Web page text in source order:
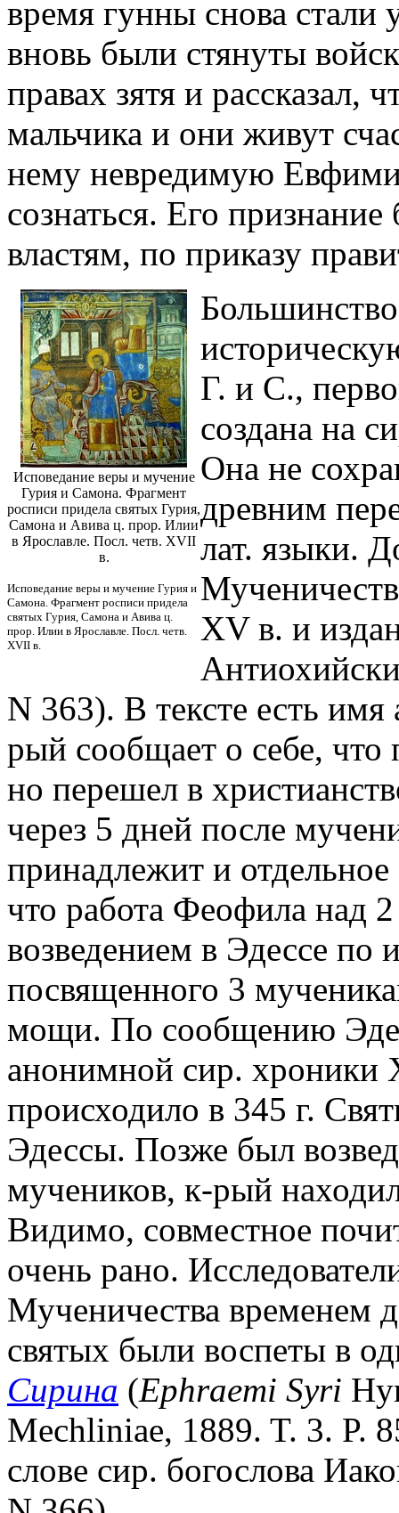
время гунны снова стали
вновь были стянуты
правах зятя и рассказал,
мальчика и они живут
нему невредимую
сознаться. Его
властям, по приказу
Исповедание веры и мучение
Гурия и Самона. Фрагмент
росписи придела святых Гурия,
Самона и Авива ц. прор. Илии
в Ярославле. Посл. четв. XVII
в.
Исповедание веры и мучение Гурия и
Самона. Фрагмент росписи придела
святых Гурия, Самона и Авива ц.
прор. Илии в Ярославле. Посл. четв.
XVII в.
Г. и С.,
создана на
Она не
древним
лат. языки.
XV в. и
N 363). В тексте есть
рый сообщает о себе,
но перешел в
через 5 дней после
принадлежит и
что работа Феофила над 2
возведением в Эдессе по
посвященного 3
мощи. По сообщению
анонимной сир. хроники
происходило в 345 г.
Эдессы. Позже был
мучеников, к-рый
Видимо, совместное
очень рано.
Мученичества временем
святых были воспеты в
Сирина (Ephraemi Syri
Mechliniae, 1889. T. 3. P.
слове сир. богослова